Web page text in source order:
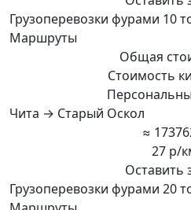
Грузоперевозки фурами 10
Маршруты
Общая
Стоимость
Чита → Старый Оскол
≈
27 р/
Оставить
Грузоперевозки фурами 20